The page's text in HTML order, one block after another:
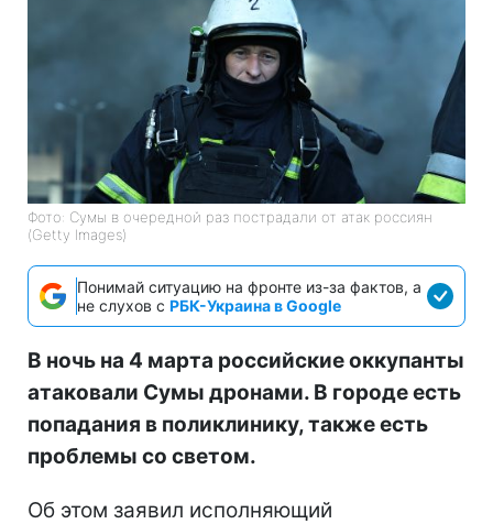
Фото: Сумы в очередной раз пострадали от атак россиян
(Getty Images)
Понимай ситуацию на фронте из-за фактов, а
не слухов с РБК-Украина в Google
В ночь на 4 марта российские оккупанты
атаковали Сумы дронами. В городе есть
попадания в поликлинику, также есть
проблемы со светом.
Об этом заявил исполняющий